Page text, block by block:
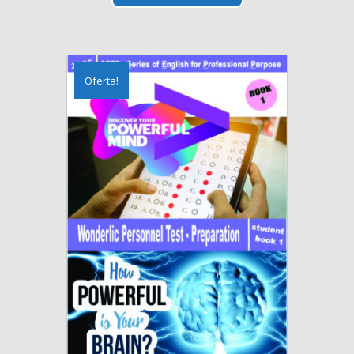
Oferta!